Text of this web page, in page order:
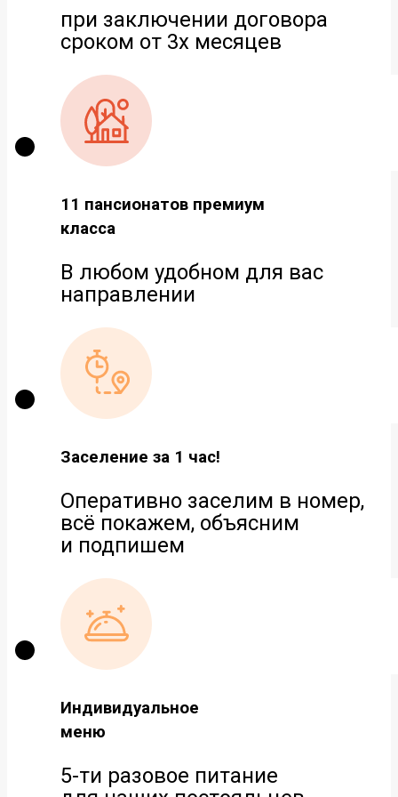
при заключении договора
сроком от 3х месяцев
11 пансионатов премиум
класса
В любом удобном для вас
направлении
Заселение за 1 час!
Оперативно заселим в номер,
всё покажем, объясним
и подпишем
Индивидуальное
меню
5-ти разовое питание